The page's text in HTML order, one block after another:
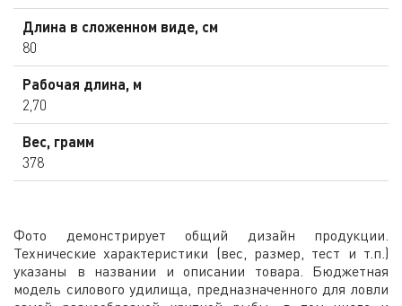
Длина в сложенном виде, см
80
Рабочая длина, м
2,70
Вес, грамм
378
Фото демонстрирует общий дизайн продукции.
Технические характеристики (вес, размер, тест и т.п.)
указаны в названии и описании товара. Бюджетная
модель силового удилища, предназначенного для ловли